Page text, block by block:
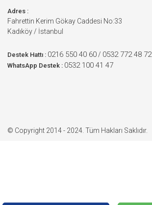
Adres :
Fahrettin Kerim Gökay Caddesi No:33
Kadıköy / İstanbul
Destek Hattı : 0216 550 40 60 / 0532 772 48 72
WhatsApp Destek : 0532 100 41 47
© Copyright 2014 - 2024. Tüm Hakları Saklıdır.